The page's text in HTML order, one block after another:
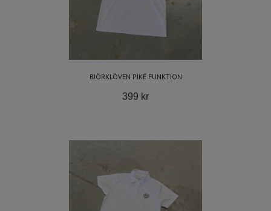
BJÖRKLÖVEN PIKÉ FUNKTION
399 kr